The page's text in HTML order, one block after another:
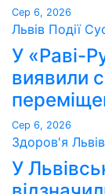
Сер 6, 2026
Львів Події
У «Раві-
виявили
Сер 6, 2026
Здоров'я Львів
У